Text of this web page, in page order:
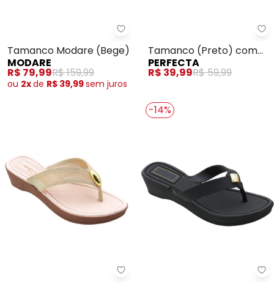
Modare - Tamanco Modare
Tamanco Modare (Bege)
MODARE
R$ 79,99R$ 159,99
ou 2xde R$ 39,99sem juros
Tamanco (Preto) com
Detalhe de Fivela
PERFECTA
R$ 39,99R$ 59,99
Perfecta - Tamanco (Bege)
-14%